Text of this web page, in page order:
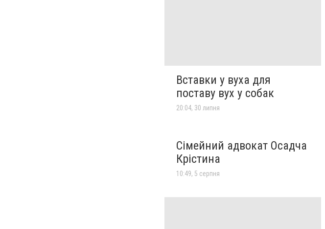
Вставки у вуха для
поставу вух у собак
20:04, 30 липня
Сімейний адвокат Осадча
Крістина
10:49, 5 серпня